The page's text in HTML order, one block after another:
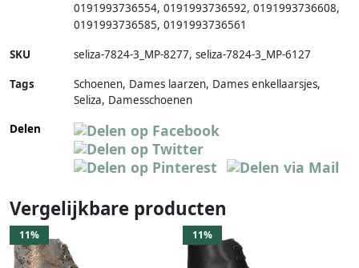
0191993736554, 0191993736592, 0191993736608,
0191993736585, 0191993736561
SKU seliza-7824-3_MP-8277, seliza-7824-3_MP-6127
Tags
Schoenen, Dames laarzen, Dames enkellaarsjes,
Seliza, Damesschoenen
Delen
Vergelijkbare producten
11% 11%